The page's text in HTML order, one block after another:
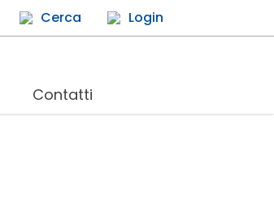
Cerca Login
Contatti